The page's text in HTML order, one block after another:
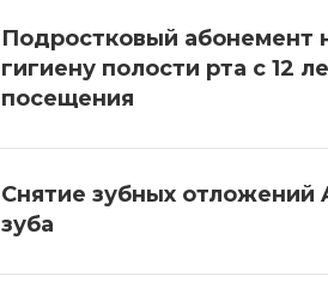
Подростковый абонемент
гигиену полости рта с 12
посещения
Снятие зубных отложений
зуба